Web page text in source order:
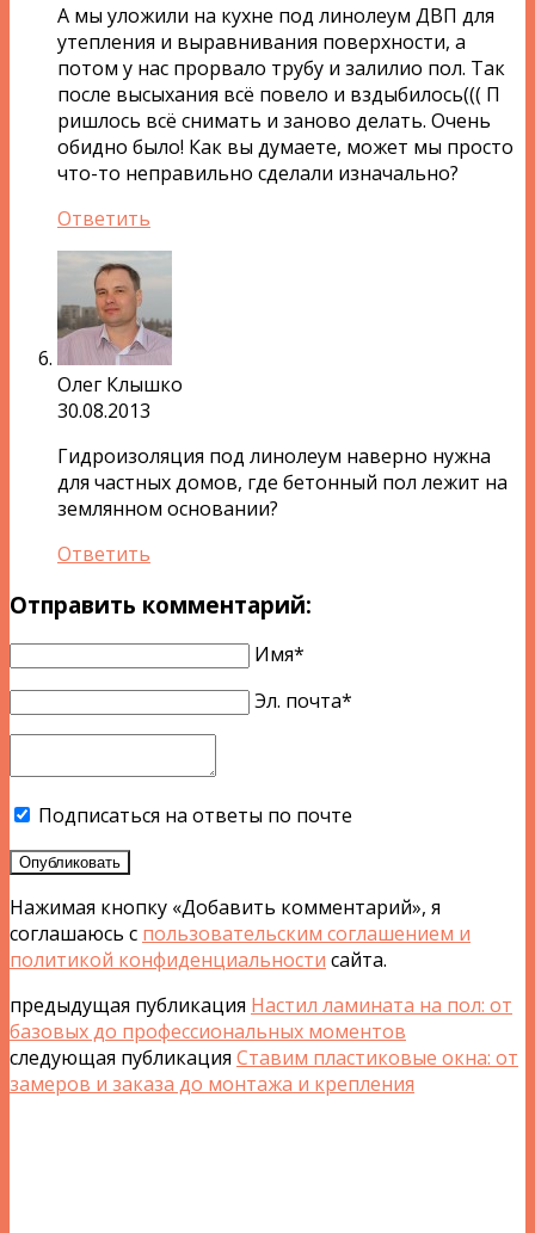
А мы уложили на кухне под линолеум ДВП для
утепления и выравнивания поверхности, а
потом у нас прорвало трубу и залилио пол. Так
после высыхания всё повело и вздыбилось((( П
ришлось всё снимать и заново делать. Очень
обидно было! Как вы думаете, может мы просто
что-то неправильно сделали изначально?
Ответить
Олег Клышко
30.08.2013
Гидроизоляция под линолеум наверно нужна
для частных домов, где бетонный пол лежит на
землянном основании?
Ответить
Отправить комментарий:
Имя*
Эл. почта*
Подписаться на ответы по почте
Опубликовать
Нажимая кнопку «Добавить комментарий», я
соглашаюсь с пользовательским соглашением и
политикой конфиденциальности сайта.
предыдущая публикация Настил ламината на пол: от
базовых до профессиональных моментов
следующая публикация Ставим пластиковые окна: от
замеров и заказа до монтажа и крепления